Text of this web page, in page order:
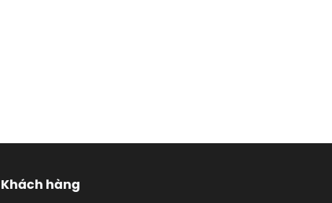
Khách hàng